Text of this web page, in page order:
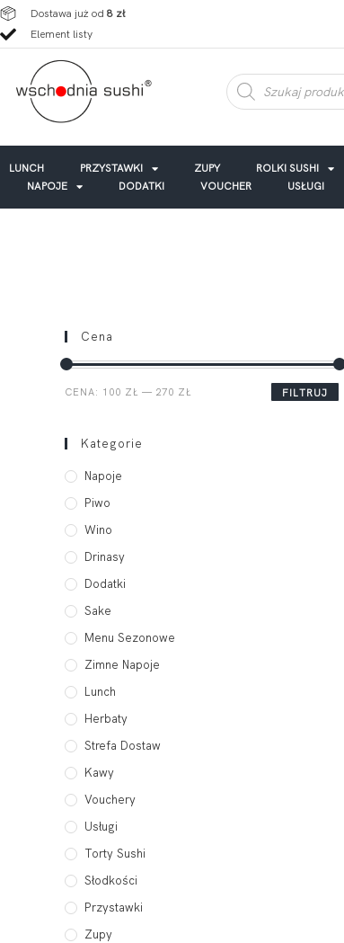
Dostawa już od 8 zł
Element listy
LUNCH PRZYSTAWKI ZUPY ROLKI SUSHI
NAPOJE
DODATKI VOUCHER USŁUGI
Cena
FILTRUJ
CENA: 100 ZŁ — 270 ZŁ
Kategorie
Napoje
Piwo
Wino
Drinasy
Dodatki
Sake
Menu Sezonowe
Zimne Napoje
Lunch
Herbaty
Strefa Dostaw
Kawy
Vouchery
Usługi
Torty Sushi
Słodkości
Przystawki
Zupy